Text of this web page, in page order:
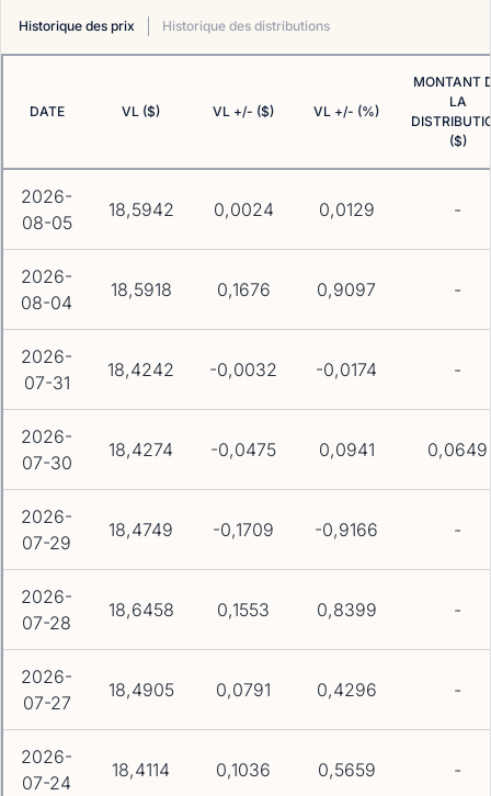
Historique des prix Historique des distributions
DATE VL ($) VL +/- ($) VL +/- (%)
MONTANT
LA
($)
2026-
08-05
18,5942 0,0024 0,0129 -
2026-
08-04
18,5918 0,1676 0,9097 -
2026-
07-31
18,4242 -0,0032 -0,0174 -
2026-
07-30
18,4274 -0,0475 0,0941 0,0649
2026-
07-29
18,4749 -0,1709 -0,9166 -
2026-
07-28
18,6458 0,1553 0,8399 -
2026-
07-27
18,4905 0,0791 0,4296 -
2026-
07-24
18,4114 0,1036 0,5659 -